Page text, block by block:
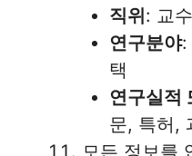
직위: 교
연구분야:
택
연구실적
문, 특허,
모든 정보를